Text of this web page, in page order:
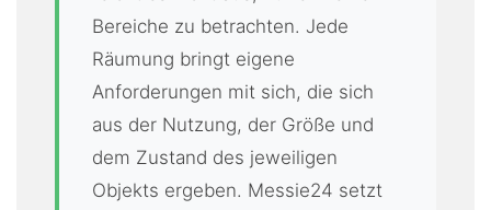
Bereiche zu betrachten. Jede
Räumung bringt eigene
Anforderungen mit sich, die sich
aus der Nutzung, der Größe und
dem Zustand des jeweiligen
Objekts ergeben. Messie24 setzt